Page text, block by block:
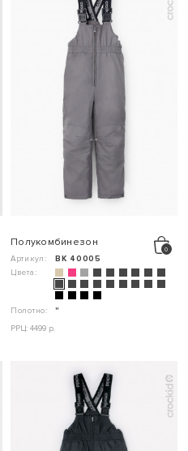
Полукомбинезон
Артикул:
ВК 40005
Цвета:
Полотно:
"
РРЦ: 4499 р.